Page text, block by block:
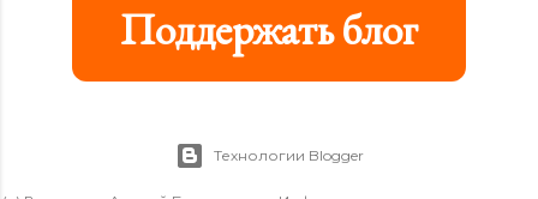
Поддержать блог
Технологии Blogger